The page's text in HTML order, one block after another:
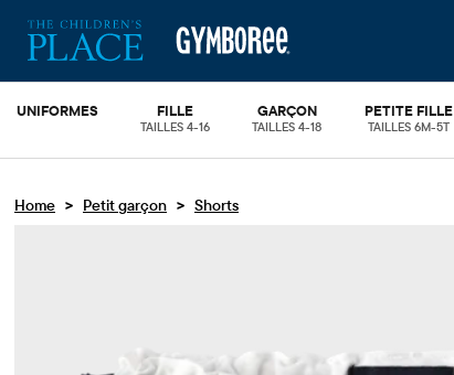
UNIFORMES FILLE
TAILLES 4-16
GARÇON
TAILLES 4-18
PETITE FILLE
TAILLES 6M-5T
Home > Petit garçon > Shorts